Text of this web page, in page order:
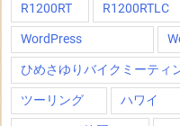
R1200RT
R1200RTLC
WordPress
ひめさゆりバイクミーティ
ツーリング ハワイ